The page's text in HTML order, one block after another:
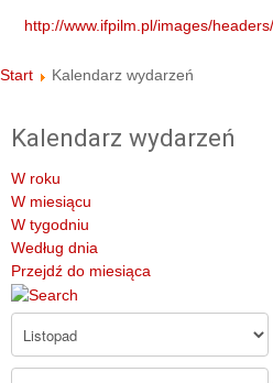
http://www.ifpilm.pl/images/
Start Kalendarz wydarzeń
Kalendarz wydarzeń
W roku
W miesiącu
W tygodniu
Według dnia
Przejdź do miesiąca